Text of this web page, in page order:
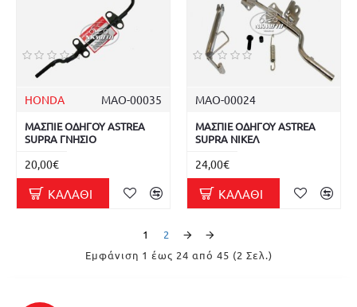
HONDA ΜΑΟ-00035
ΜΑΣΠΙΕ ΟΔΗΓΟΥ ASTREA
SUPRA ΓΝΗΣΙΟ
20,00€
ΚΑΛΆΘΙ
ΜΑΟ-00024
ΜΑΣΠΙΕ ΟΔΗΓΟΥ ASTREA
SUPRA ΝΙΚΕΛ
24,00€
ΚΑΛΆΘΙ
1
2
Εμφάνιση 1 έως 24 από 45 (2 Σελ.)